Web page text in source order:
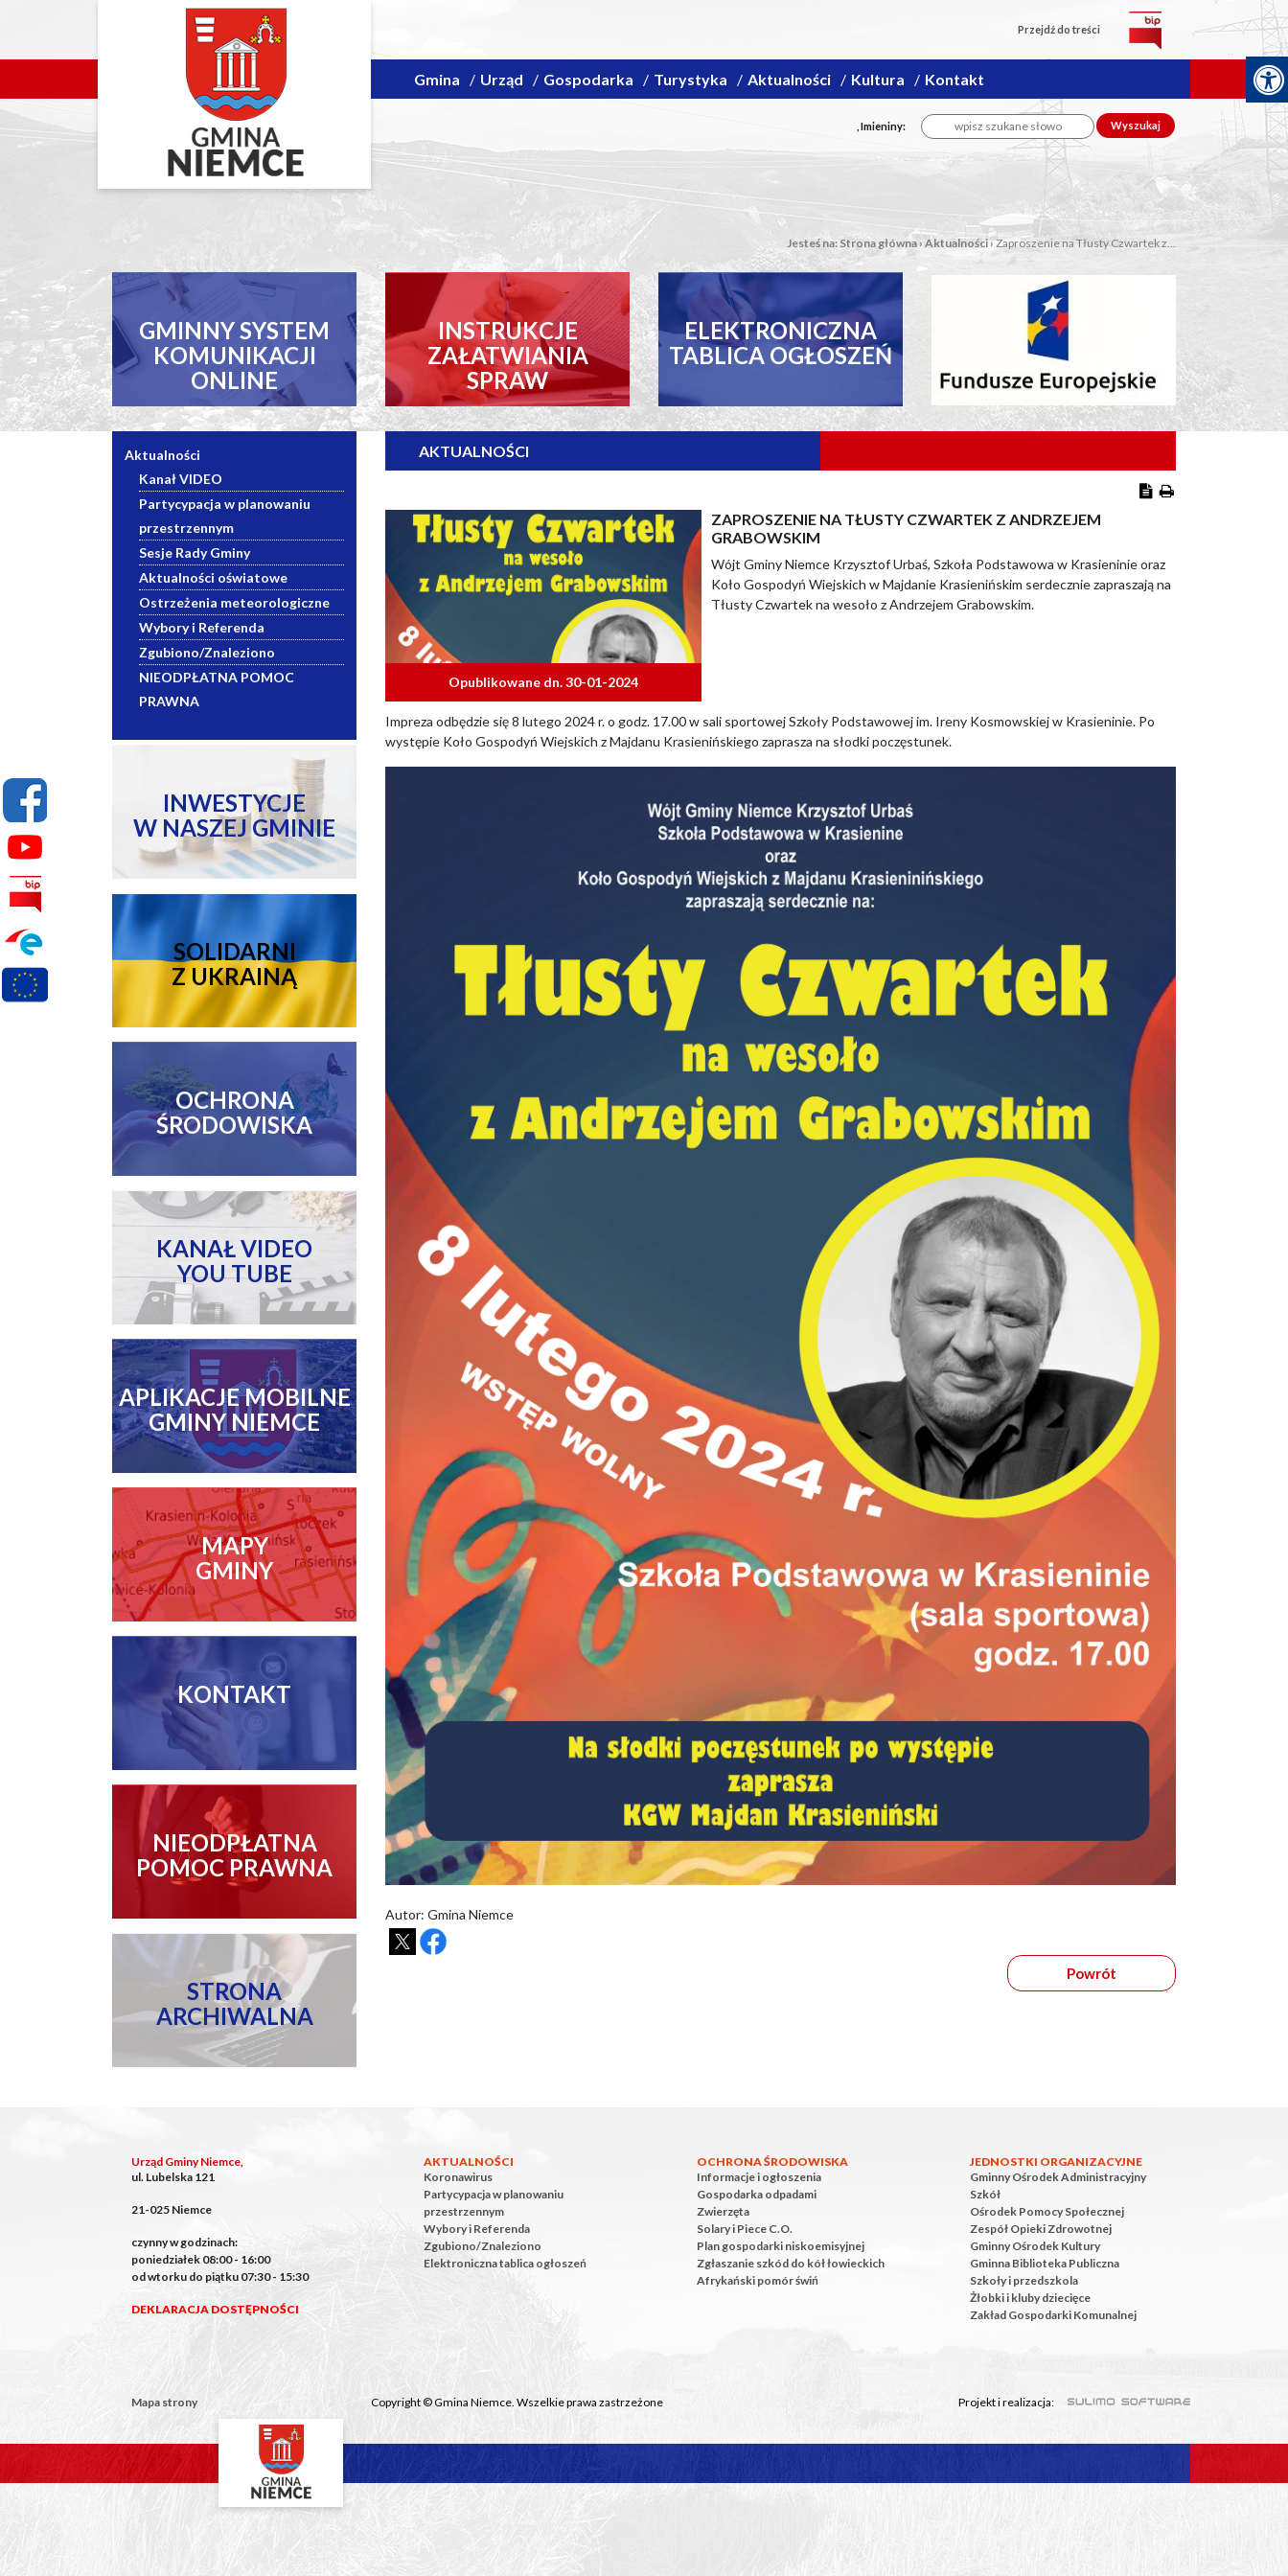
Przejdź do treści
Gmina Urząd Gospodarka Turystyka Aktualności Kultura Kontakt
, Imieniny: Wyszukaj
Jesteś na:Strona główna › Aktualności›Zaproszenie na Tłusty Czwartek z...
GMINNY SYSTEM
KOMUNIKACJI
ONLINE
INSTRUKCJE
ZAŁATWIANIA
SPRAW
ELEKTRONICZNA
TABLICA OGŁOSZEŃ
FUNDUSZE
EUROPEJSKIE
Aktualności
Kanał VIDEO
Partycypacja w planowaniu
przestrzennym
Sesje Rady Gminy
Aktualności oświatowe
Ostrzeżenia meteorologiczne
Wybory i Referenda
Zgubiono/Znaleziono
NIEODPŁATNA POMOC
PRAWNA
INWESTYCJE
W NASZEJ GMINIE
SOLIDARNI
Z UKRAINĄ
OCHRONA
ŚRODOWISKA
KANAŁ VIDEO
YOU TUBE
APLIKACJE MOBILNE
GMINY NIEMCE
MAPY
GMINY
KONTAKT
NIEODPŁATNA
POMOC PRAWNA
STRONA
ARCHIWALNA
AKTUALNOŚCI
Opublikowane dn. 30-01-2024
ZAPROSZENIE NA TŁUSTY CZWARTEK Z ANDRZEJEM
GRABOWSKIM
Wójt Gminy Niemce Krzysztof Urbaś, Szkoła Podstawowa w Krasieninie oraz
Koło Gospodyń Wiejskich w Majdanie Krasienińskim serdecznie zapraszają na
Tłusty Czwartek na wesoło z Andrzejem Grabowskim.
Impreza odbędzie się 8 lutego 2024 r. o godz. 17.00 w sali sportowej Szkoły Podstawowej im. Ireny Kosmowskiej w Krasieninie. Po
występie Koło Gospodyń Wiejskich z Majdanu Krasienińskiego zaprasza na słodki poczęstunek.
Autor: Gmina Niemce
Powrót
Urząd Gminy Niemce,
ul. Lubelska 121
21-025 Niemce
czynny w godzinach:
poniedziałek 08:00 - 16:00
od wtorku do piątku 07:30 - 15:30
DEKLARACJA DOSTĘPNOŚCI
AKTUALNOŚCI
Koronawirus
Partycypacja w planowaniu
przestrzennym
Wybory i Referenda
Zgubiono/Znaleziono
Elektroniczna tablica ogłoszeń
OCHRONA ŚRODOWISKA
Informacje i ogłoszenia
Gospodarka odpadami
Zwierzęta
Solary i Piece C.O.
Plan gospodarki niskoemisyjnej
Zgłaszanie szkód do kół łowieckich
Afrykański pomór świń
JEDNOSTKI ORGANIZACYJNE
Gminny Ośrodek Administracyjny
Szkół
Ośrodek Pomocy Społecznej
Zespół Opieki Zdrowotnej
Gminny Ośrodek Kultury
Gminna Biblioteka Publiczna
Szkoły i przedszkola
Żłobki i kluby dziecięce
Zakład Gospodarki Komunalnej
Mapa strony Copyright © Gmina Niemce. Wszelkie prawa zastrzeżone Projekt i realizacja: